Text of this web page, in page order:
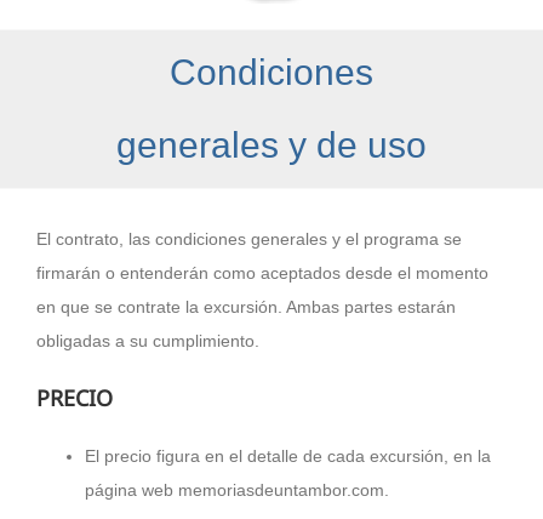
Condiciones
generales y de uso
El contrato, las condiciones generales y el programa se
firmarán o entenderán como aceptados desde el momento
en que se contrate la excursión. Ambas partes estarán
obligadas a su cumplimiento.
PRECIO
El precio figura en el detalle de cada excursión, en la
página web memoriasdeuntambor.com.